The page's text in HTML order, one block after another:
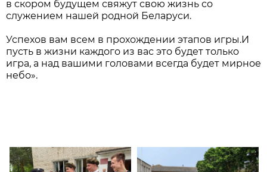
в скором будущем свяжут свою жизнь со
служением нашей родной Беларуси.
Успехов вам всем в прохождении этапов игры.И
пусть в жизни каждого из вас это будет только
игра, а над вашими головами всегда будет мирное
небо».